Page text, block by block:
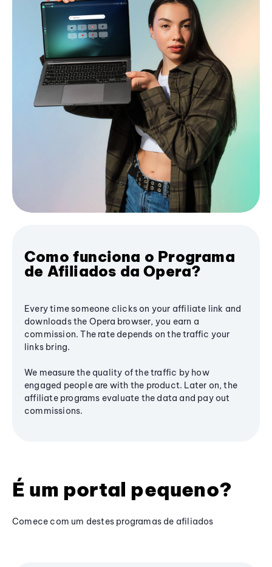
Como funciona o Programa
de Afiliados da Opera?
Every time someone clicks on your affiliate link and
downloads the Opera browser, you earn a
commission. The rate depends on the traffic your
links bring.
We measure the quality of the traffic by how
engaged people are with the product. Later on, the
affiliate programs evaluate the data and pay out
commissions.
É um portal pequeno?
Comece com um destes programas de afiliados